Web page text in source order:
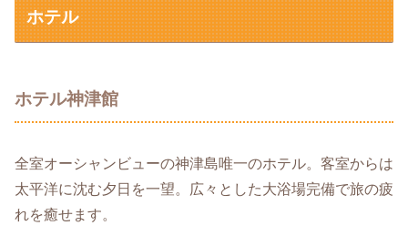
ホテル
ホテル神津館
全室オーシャンビューの神津島唯一のホテル。客室からは
太平洋に沈む夕日を一望。広々とした大浴場完備で旅の疲
れを癒せます。